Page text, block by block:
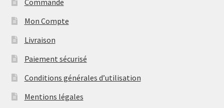
Mon Compte
Livraison
Paiement sécurisé
Conditions générales d’utilisation
Mentions légales